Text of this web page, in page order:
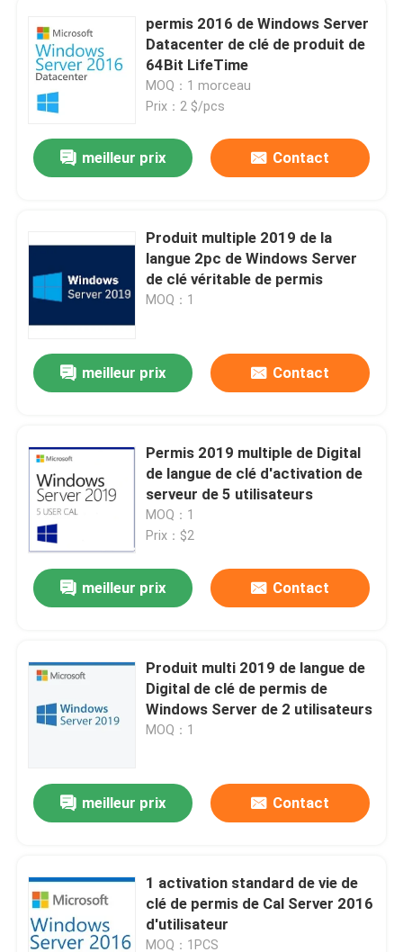
Produits
Vidéos
À propos de nous
Nous contacter
Demandez un devis
Office 2024 clé acheter
plus professionnel du bureau 2021
permis 2016 de Windows Server
Datacenter de clé de produit de
64Bit LifеTimе
MOQ：1 morceau
Prix：2 $/pcs
meilleur prix Contact
Produit multiple 2019 de la
langue 2pc de Windows Server
de clé véritable de permis
MOQ：1
meilleur prix Contact
Permis 2019 multiple de Digital
de langue de clé d'activation de
serveur de 5 utilisateurs
MOQ：1
Prix：$2
meilleur prix Contact
Produit multi 2019 de langue de
Digital de clé de permis de
Windows Server de 2 utilisateurs
MOQ：1
meilleur prix Contact
1 activation standard de vie de
clé de permis de Cal Server 2016
d'utilisateur
MOQ：1PCS